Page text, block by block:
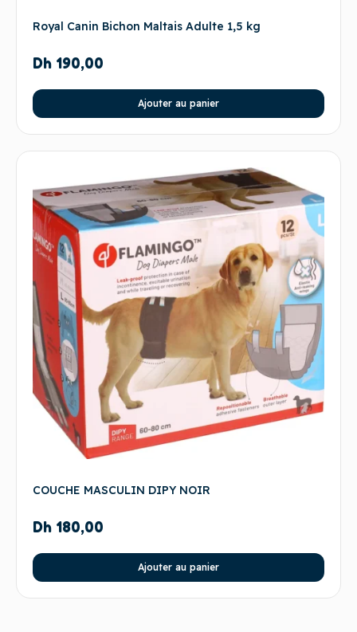
Royal Canin Bichon Maltais Adulte 1,5 kg
Dh 190,00
Ajouter au panier
COUCHE MASCULIN DIPY NOIR
Dh 180,00
Ajouter au panier